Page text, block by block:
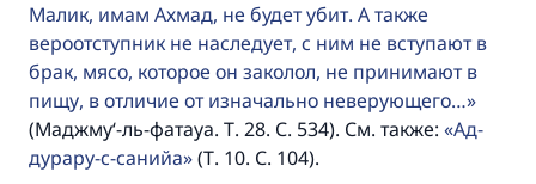
Малик, имам Ахмад, не будет убит. А также
вероотступник не наследует, с ним не вступают в
брак, мясо, которое он заколол, не принимают в
пищу, в отличие от изначально неверующего…
(Маджму‘-ль-фатауа. Т. 28. С. 534). См. также: Ад-
дурару-с-санийа (Т. 10. С. 104).